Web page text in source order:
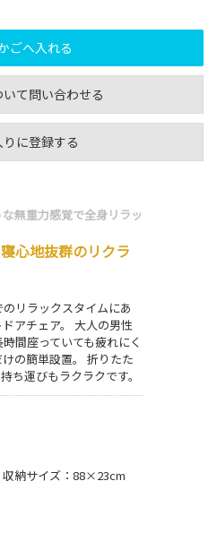
りに登録する
て問い合わせる
無重力感覚で全身リラッ
心地抜群のリクラ
リラックスタイムにあ
アチェア。 大人の男性
間座っていても疲れにく
の簡単設置。 折りたた
ち運びもラクラクです。
納サイズ：88×23cm